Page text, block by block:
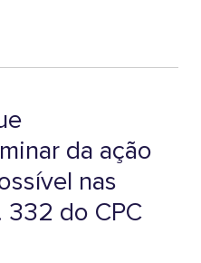
da ação
nas
do CPC